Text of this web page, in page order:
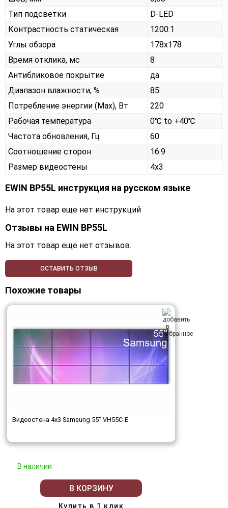
Тип подсветки
D-LED
Контрастность статическая
1200:1
Углы обзора
178x178
Время отклика, мс
8
Антибликовое покрытие
да
Диапазон влажности, %
85
Потребление энергии (Max), Вт
220
Рабочая температура
0℃ to +40℃
Частота обновления, Гц
60
Соотношение сторон
16:9
Размер видеостены
4x3
EWIN BP55L инструкция на русском языке
На этот товар еще нет инструкций
Отзывы на EWIN BP55L
На этот товар еще нет отзывов.
ОСТАВИТЬ ОТЗЫВ
Похожие товары
Видеостена 4x3 Samsung 55" VH55C-E
В наличии
В КОРЗИНУ
Купить в 1 клик